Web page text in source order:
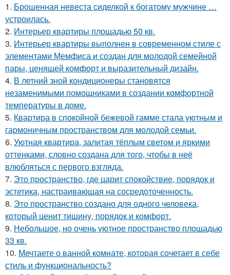
1. Брошенная невеста сиделкой к богатому мужчине …
устроилась.
2. Интерьер квартиры площадью 50 кв.
3. Интерьер квартиры выполнен в современном стиле с
элементами Мемфиса и создан для молодой семейной
пары, ценящей комфорт и выразительный дизайн.
4. В летний зной кондиционеры становятся
незаменимыми помощниками в создании комфортной
температуры в доме.
5. Квартира в спокойной бежевой гамме стала уютным и
гармоничным пространством для молодой семьи.
6. Уютная квартира, залитая тёплым светом и яркими
оттенками, словно создана для того, чтобы в неё
влюбляться с первого взгляда.
7. Это пространство, где царит спокойствие, порядок и
эстетика, настраивающая на сосредоточенность.
8. Это пространство создано для одного человека,
который ценит тишину, порядок и комфорт.
9. Небольшое, но очень уютное пространство площадью
33 кв.
10. Мечтаете о ванной комнате, которая сочетает в себе
стиль и функциональность?